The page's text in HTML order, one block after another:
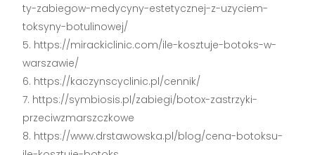
ty-zabiegow-medycyny-estetycznej-z-uzyciem-
toksyny-botulinowej/
https://mirackiclinic.com/ile-kosztuje-botoks-w-
warszawie/
https://kaczynscyclinic.pl/cennik/
https://symbiosis.pl/zabiegi/botox-zastrzyki-
przeciwzmarszczkowe
https://www.drstawowska.pl/blog/cena-botoksu-